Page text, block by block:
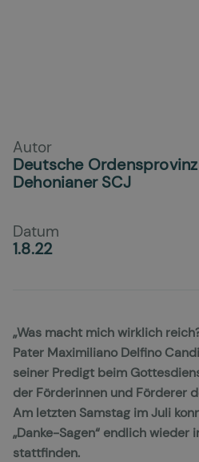
Autor
Deutsche
Dehonianer SCJ
Datum
1.8.22
„Was macht mich wirklich
Pater Maximiliano Delfino
seiner Predigt beim
der Förderinnen und Förderer
Am letzten Samstag im Juli
„Danke-Sagen“ endlich wieder
stattfinden.